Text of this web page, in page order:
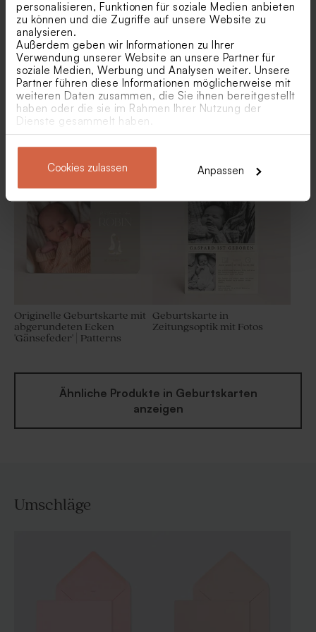
personalisieren, Funktionen für soziale Medien anbieten
zu können und die Zugriffe auf unsere Website zu
analysieren.
Außerdem geben wir Informationen zu Ihrer
Verwendung unserer Website an unsere Partner für
soziale Medien, Werbung und Analysen weiter. Unsere
Partner führen diese Informationen möglicherweise mit
weiteren Daten zusammen, die Sie ihnen bereitgestellt
haben oder die sie im Rahmen Ihrer Nutzung der
Dienste gesammelt haben.
Cookies zulassen Anpassen
Baumwolle Baby | dusty rose
Verschluss Roségold |
Liebevoll signierte
Hübsche Geburtskarte mit
Originelle Geburtskarte mit
abgerundeten Ecken
'Gänsefeder' | Patterns
Geburtskarte in
Zeitungsoptik mit Fotos
Ähnliche Produkte in Geburtskarten
anzeigen
Umschläge